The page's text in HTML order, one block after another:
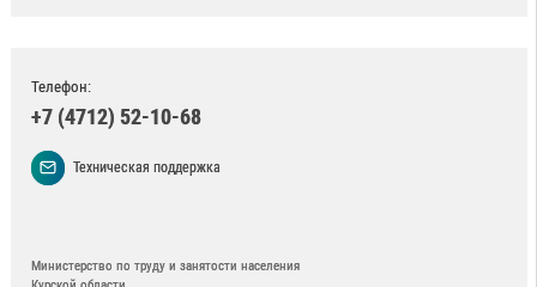
Телефон:
+7 (4712) 52-10-68
Техническая поддержка
Министерство по труду и занятости населения